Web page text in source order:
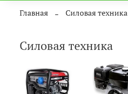
Главная Силовая техника
Силовая техника